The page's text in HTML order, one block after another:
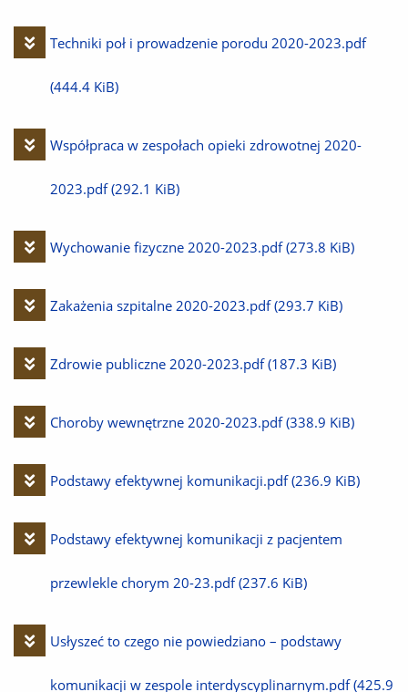
Pobierz
plik
Techniki poł i prowadzenie porodu 2020-2023.pdf
(444.4 KiB)
Pobierz
plik
Współpraca w zespołach opieki zdrowotnej 2020-
2023.pdf (292.1 KiB)
Pobierz
Wychowanie fizyczne 2020-2023.pdf (273.8 KiB)
Pobierz
Zakażenia szpitalne 2020-2023.pdf (293.7 KiB)
Pobierz
Zdrowie publiczne 2020-2023.pdf (187.3 KiB)
Pobierz
Choroby wewnętrzne 2020-2023.pdf (338.9 KiB)
Pobierz
Podstawy efektywnej komunikacji.pdf (236.9 KiB)
Pobierz
plik
Podstawy efektywnej komunikacji z pacjentem
przewlekle chorym 20-23.pdf (237.6 KiB)
Pobierz
plik
Usłyszeć to czego nie powiedziano – podstawy
komunikacji w zespole interdyscyplinarnym.pdf (425.9